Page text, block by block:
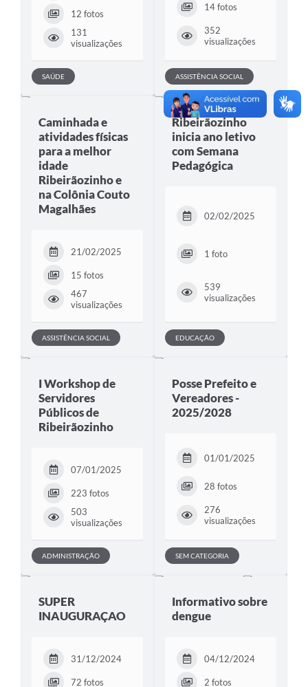
12 fotos
131
visualizações
SAÚDE
14 fotos
352
visualizações
ASSISTÊNCIA SOCIAL
Caminhada e
atividades físicas
para a melhor
idade
Ribeirãozinho e
na Colônia Couto
Magalhães
21/02/2025
15 fotos
467
visualizações
ASSISTÊNCIA SOCIAL
Ribeirãozinho
inicia ano letivo
com Semana
Pedagógica
02/02/2025
1 foto
539
visualizações
EDUCAÇÃO
I Workshop de
Servidores
Públicos de
Ribeirãozinho
07/01/2025
223 fotos
503
visualizações
ADMINISTRAÇÃO
Posse Prefeito e
Vereadores -
2025/2028
01/01/2025
28 fotos
276
visualizações
SEM CATEGORIA
SUPER
INAUGURAÇAO
31/12/2024
72 fotos
Informativo sobre
dengue
04/12/2024
2 fotos